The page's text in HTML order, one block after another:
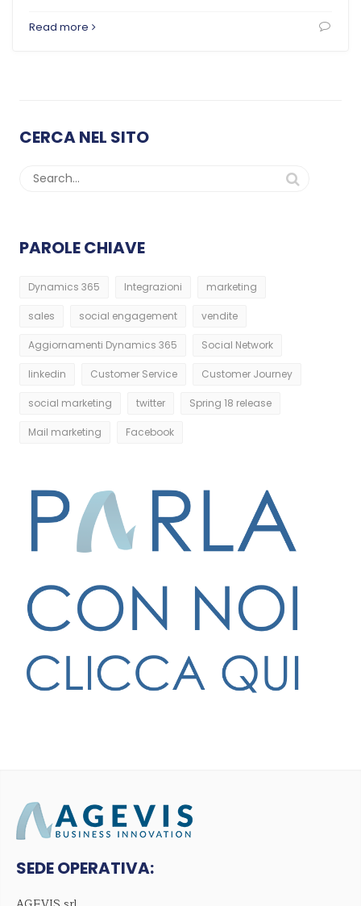
Read more
CERCA NEL SITO
PAROLE CHIAVE
Dynamics 365 Integrazioni marketing
sales social engagement vendite
Aggiornamenti Dynamics 365 Social Network
linkedin Customer Service Customer Journey
social marketing twitter Spring 18 release
Mail marketing Facebook
SEDE OPERATIVA: